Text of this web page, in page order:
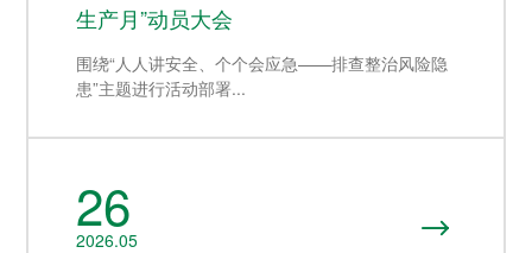
生产月”动员大会
围绕“人人讲安全、个个会应急——排查整治风险隐
患”主题进行活动部署...
26
2026.05 